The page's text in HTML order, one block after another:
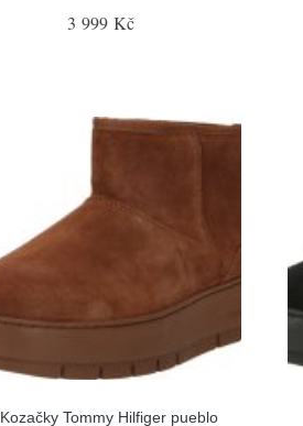
3 999 Kč
Kozačky Tommy Hilfiger pueblo